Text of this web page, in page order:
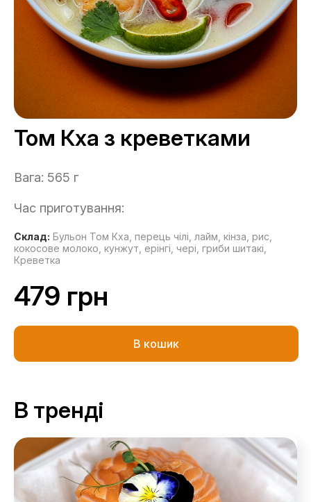
Том Кха з креветками
Вага: 565 г
Час приготування:
Склад: Бульон Том Кха, перець чілі, лайм, кінза, рис,
кокосове молоко, кунжут, ерінгі, чері, гриби шитакі,
Креветка
479 грн
В кошик
В тренді